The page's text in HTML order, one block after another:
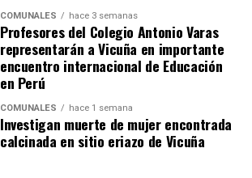
COMUNALES hace 3 semanas
Profesores del Colegio Antonio Varas
representarán a Vicuña en importante
encuentro internacional de Educación
en Perú
COMUNALES hace 1 semana
Investigan muerte de mujer encontrada
calcinada en sitio eriazo de Vicuña